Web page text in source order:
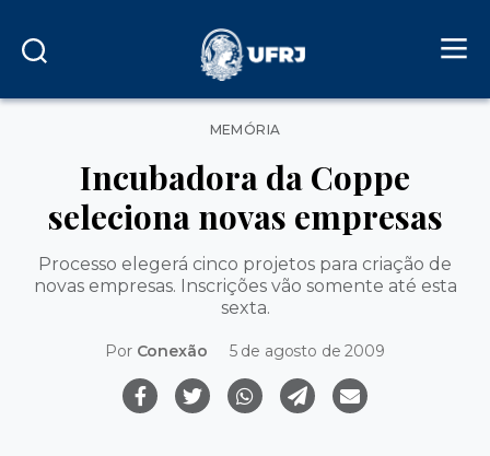
Categorias
MEMÓRIA
Incubadora da Coppe
seleciona novas empresas
Processo elegerá cinco projetos para criação de
novas empresas. Inscrições vão somente até esta
sexta.
Por Conexão 5 de agosto de 2009